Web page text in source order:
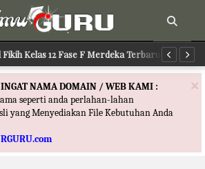
Fikih Kelas 12 Fase F Merdeka Terbaru
Tafsir Kelas 12 Fase F Merdeka Terbaru
×
NAMA DOMAIN / WEB KAMI :
seperti anda perlahan-lahan
yang Menyediakan File Kebutuhan Anda